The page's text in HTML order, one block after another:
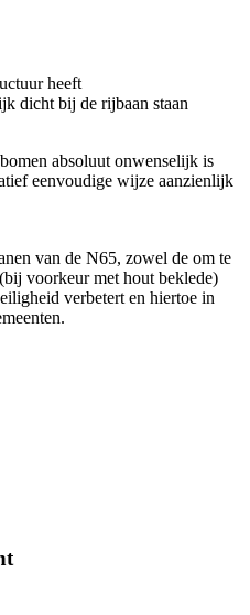
heeft
dicht bij de rijbaan staan
absoluut onwenselijk is
eenvoudige wijze aanzienlijk
van de N65, zowel de om te
voorkeur met hout beklede)
verbetert en hiertoe in